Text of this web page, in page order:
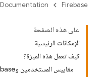
Firebase
Documentation
على هذه الصفحة
الإمكانات الرئيسية
كيف تعمل هذه الميزة؟
مقاييس المستخدمين وFirebase وGoogle Analytics